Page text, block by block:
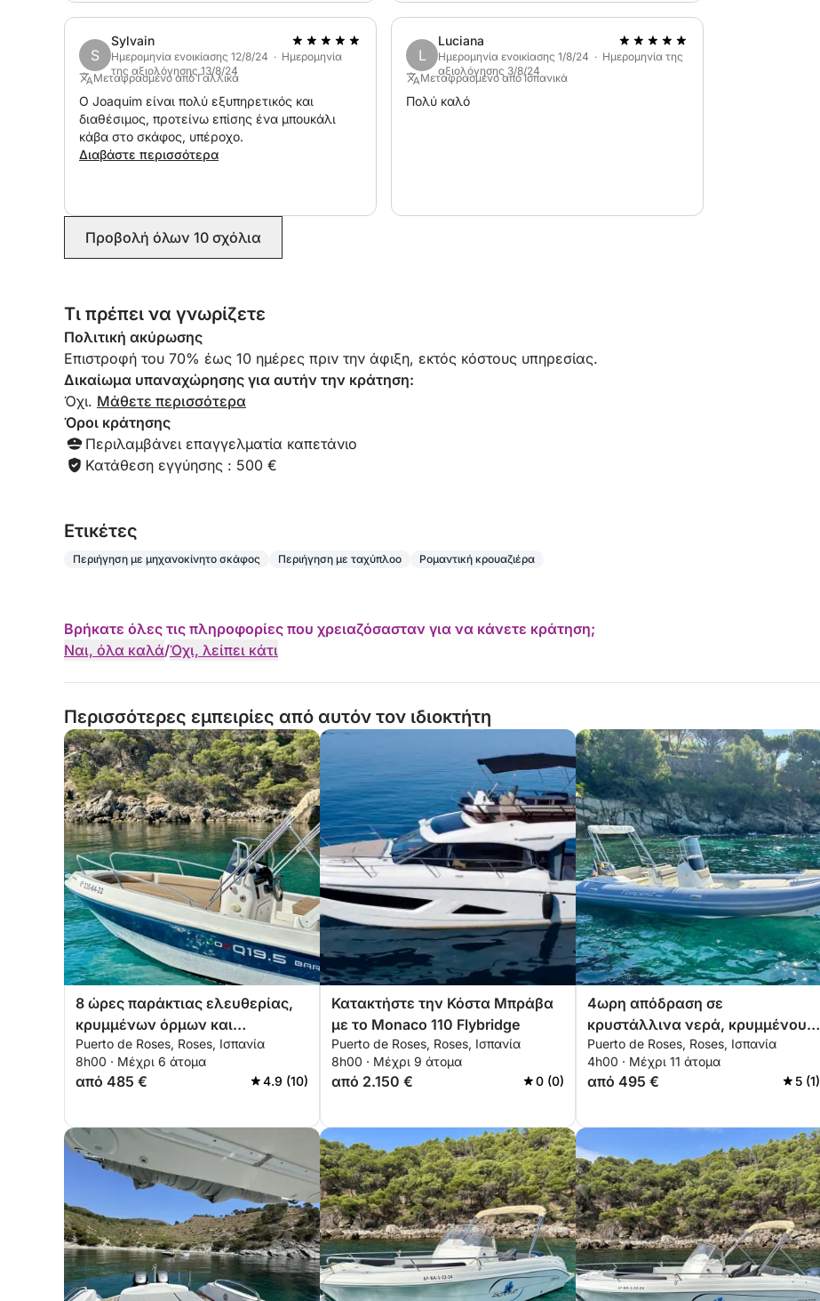
τα άλλα.
S
Sylvain
Ημερομηνία ενοικίασης 12/8/24 · Ημερομηνία
της αξιολόγησης 13/8/24
Μεταφρασμένο από Γαλλικά
Ο Joaquim είναι πολύ εξυπηρετικός και
διαθέσιμος, προτείνω επίσης ένα μπουκάλι
κάβα στο σκάφος, υπέροχο.
Διαβάστε περισσότερα
L
Luciana
Ημερομηνία ενοικίασης 1/8/24 · Ημερομηνία της
αξιολόγησης 3/8/24
Μεταφρασμένο από Ισπανικά
Πολύ καλό
Προβολή όλων 10 σχόλια
Τι πρέπει να γνωρίζετε
Πολιτική ακύρωσης
Επιστροφή του 70% έως 10 ημέρες πριν την άφιξη, εκτός κόστους υπηρεσίας.
Δικαίωμα υπαναχώρησης για αυτήν την κράτηση:
Όχι. Μάθετε περισσότερα
Όροι κράτησης
Περιλαμβάνει επαγγελματία καπετάνιο
Κατάθεση εγγύησης : 500 €
Eτικέτες
Περιήγηση με μηχανοκίνητο σκάφος Περιήγηση με ταχύπλοο Ρομαντική κρουαζιέρα
Βρήκατε όλες τις πληροφορίες που χρειαζόσασταν για να κάνετε κράτηση;
Ναι, όλα καλά/Όχι, λείπει κάτι
Περισσότερες εμπειρίες από αυτόν τον ιδιοκτήτη
8 ώρες παράκτιας ελευθερίας,
κρυμμένων όρμων και
μεσογειακών στιγμών
Puerto de Roses, Roses, Ισπανία
8h00 · Μέχρι 6 άτομα
από 485 € 4.9 (10)
Κατακτήστε την Κόστα Μπράβα
με το Monaco 110 Flybridge
Puerto de Roses, Roses, Ισπανία
8h00 · Μέχρι 9 άτομα
από 2.150 € 0 (0)
4ωρη απόδραση σε
κρυστάλλινα νερά, κρυμμένους
κολπίσκους και παράκτιες
συγκινήσεις
Puerto de Roses, Roses, Ισπανία
4h00 · Μέχρι 11 άτομα
από 495 € 5 (1)